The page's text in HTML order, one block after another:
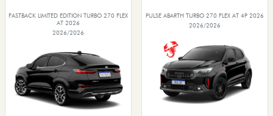
FASTBACK LIMITED EDITION TURBO 270 FLEX
AT 2026
2026/2026
PULSE ABARTH TURBO 270 FLEX AT 4P 2026
2026/2026